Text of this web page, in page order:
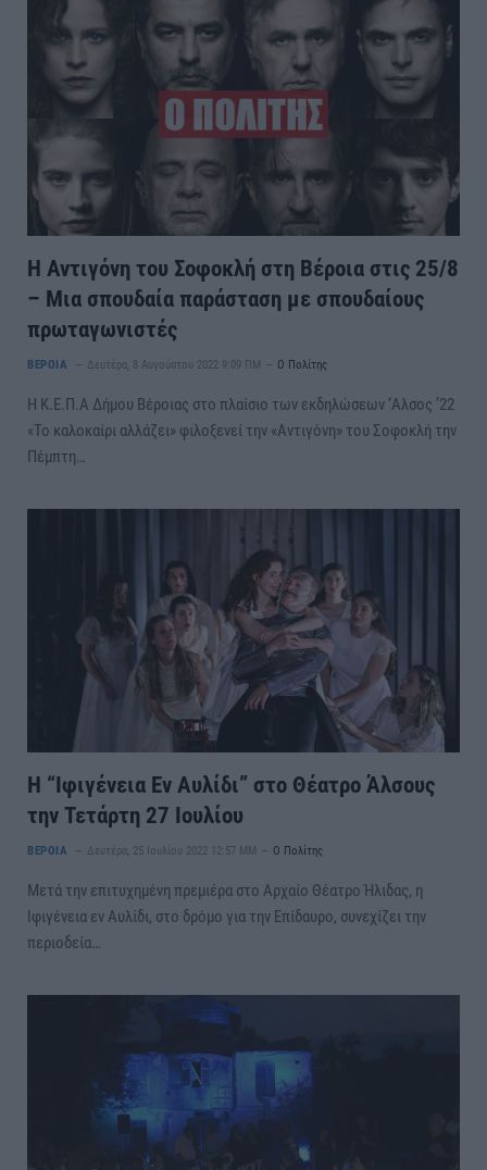
Η Αντιγόνη του Σοφοκλή στη Βέροια στις 25/8
– Μια σπουδαία παράσταση με σπουδαίους
πρωταγωνιστές
ΒΕΡΟΙΑ Δευτέρα, 8 Αυγούστου 2022 9:09 ΠΜ Ο Πολίτης
Η Κ.Ε.Π.Α Δήμου Βέροιας στο πλαίσιο των εκδηλώσεων ‘Αλσος ’22
«Το καλοκαίρι αλλάζει» φιλοξενεί την «Αντιγόνη» του Σοφοκλή την
Πέμπτη…
Η “Ιφιγένεια Εν Αυλίδι” στο Θέατρο Άλσους
την Τετάρτη 27 Ιουλίου
ΒΕΡΟΙΑ Δευτέρα, 25 Ιουλίου 2022 12:57 ΜΜ Ο Πολίτης
Μετά την επιτυχημένη πρεμιέρα στο Αρχαίο Θέατρο Ήλιδας, η
Ιφιγένεια εν Αυλίδι, στο δρόμο για την Επίδαυρο, συνεχίζει την
περιοδεία…